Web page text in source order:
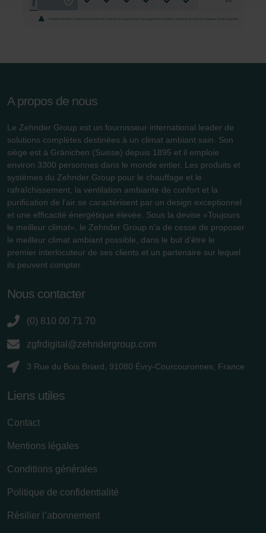
durablement tout enregistrement de cookies sur votre
des cookies au sein du navigateur Web utilisé, il se peut
disponibles dans leur intégralité.
Pour plus de détails, nous vous invitons à prendre
connaissance de notre politique relative aux cookies.
Datenschutzerklärung der Zehnder Group
Zehnder Group AG: Data Privacy
Zehnder Group België nv/sa: Déclarations de confidentialité
Zehnder Group Czech Republic s.r.o.: Zásady ochrany
Zehnder Group Italia S.r.l.: Privacy
Limitet Şirketi: Web Sitesi Çerezleri
Zehnder Group Sales International: Privacy Policy
Zehnder Polska Sp. z o.o.: Oświadczenie o ochronie
A propos de nous
Le Zehnder Group est un fournisseur international leader de
solutions complètes destinées à un climat ambiant sain. Son
siège est à Gränichen (Suisse) depuis 1895 et il emploie
environ 3300 personnes dans le monde entier. Les produits et
systèmes du Zehnder Group pour le chauffage et le
rafraîchissement, la ventilation ambiante de confort et la
purification de l’air se caractérisent par un design exceptionnel
et une efficacité énergétique élevée. Sous la devise «Toujours
le meilleur climat», le Zehnder Group n’a de cesse de proposer
le meilleur climat ambiant possible, dans le but d’être le
premier interlocuteur de ses clients et un partenaire sur lequel
ils peuvent compter.
Nous contacter
(0) 810 00 71 70
zgfrdigital@zehndergroup.com
3 Rue du Bois Briard, 91080 Évry-Courcouronnes, France
Liens utiles
Contact
Mentions légales
Conditions générales
Politique de confidentialité
Résilier l’abonnement